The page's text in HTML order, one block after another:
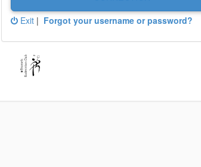
Exit | Forgot your username or password?